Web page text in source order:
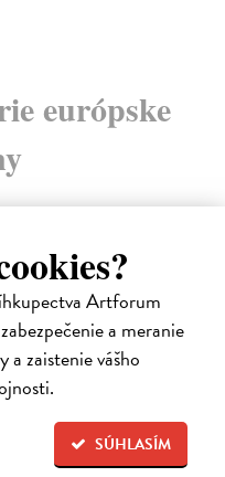
Artforum
a meranie
zaistenie vášho
SÚHLASÍM
európske
na sklade